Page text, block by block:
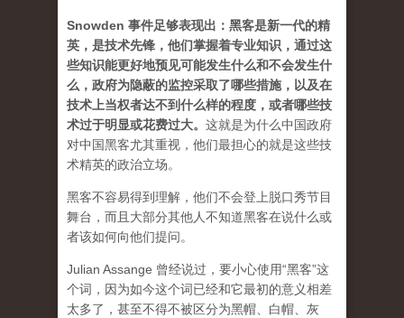
Snowden 事件足够表现出：黑客是新一代的精
英，是技术先锋，他们掌握着专业知识，通过这
些知识能更好地预见可能发生什么和不会发生什
么，政府为隐蔽的监控采取了哪些措施，以及在
技术上当权者达不到什么样的程度，或者哪些技
术过于明显或花费过大。 这就是为什么中国政府
对中国黑客尤其重视，他们最担心的就是这些技
术精英的政治立场。
黑客不容易得到理解，他们不会登上脱口秀节目
舞台，而且大部分其他人不知道黑客在说什么或
者该如何向他们提问。
Julian Assange 曾经说过，要小心使用“黑客”这
个词，因为如今这个词已经和它最初的意义相差
太多了，甚至不得不被区分为黑帽、白帽、灰